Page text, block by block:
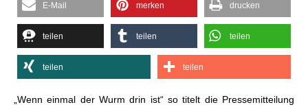
E-Mail merken drucken
teilen teilen teilen
teilen teilen
„Wenn einmal der Wurm drin ist“ so titelt die Pressemitteilung